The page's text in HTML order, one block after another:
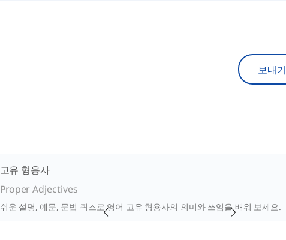
보내기
고유 형용사
Proper Adjectives
쉬운 설명, 예문, 문법 퀴즈로 영어 고유 형용사의 의미와 쓰임을 배워 보세요.